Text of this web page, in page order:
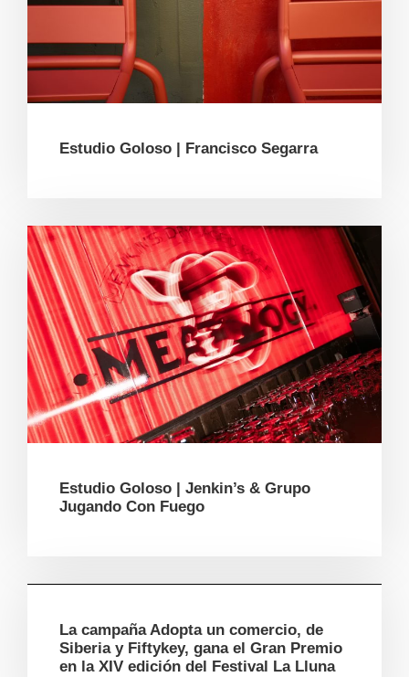
Estudio Goloso | Francisco Segarra
Estudio Goloso | Jenkin’s & Grupo
Jugando Con Fuego
La campaña Adopta un comercio, de
Siberia y Fiftykey, gana el Gran Premio
en la XIV edición del Festival La Lluna